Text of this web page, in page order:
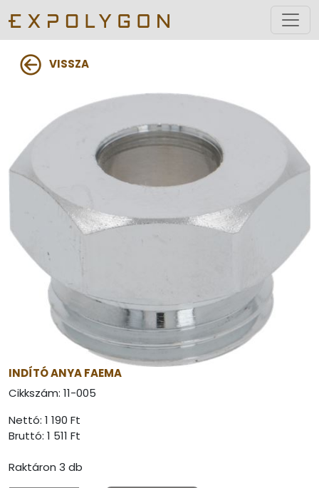
VISSZA
INDÍTÓ ANYA FAEMA
Cikkszám: 11-005
Nettó: 1 190 Ft
Bruttó: 1 511 Ft
Raktáron 3 db